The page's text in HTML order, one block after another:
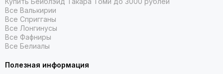
Все Валькирии
Все Спригганы
Все Лонгинусы
Все Фафниры
Все Белиалы
Полезная информация